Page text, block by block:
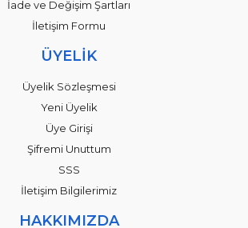
İade ve Değişim Şartları
İletişim Formu
ÜYELİK
Üyelik Sözleşmesi
Yeni Üyelik
Üye Girişi
Şifremi Unuttum
SSS
İletişim Bilgilerimiz
HAKKIMIZDA